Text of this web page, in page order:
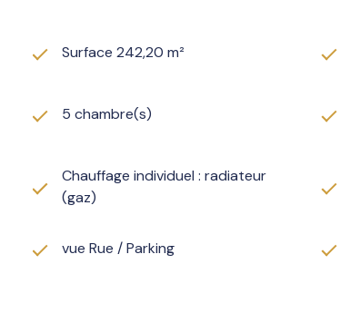
Surface 242,20 m²
5 chambre(s)
Chauffage individuel : radiateur
(gaz)
vue Rue / Parking